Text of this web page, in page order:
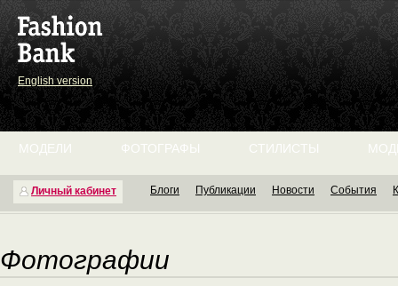
English version
Личный кабинет
МОДЕЛИ ФОТОГРАФЫ СТИЛИСТЫ
Блоги Публикации Новости События
Фотографии